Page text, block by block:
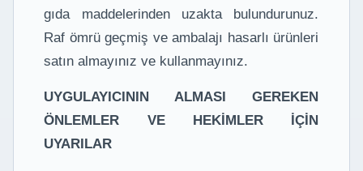
gıda maddelerinden uzakta bulundurunuz.
Raf ömrü geçmiş ve ambalajı hasarlı ürünleri
satın almayınız ve kullanmayınız.
UYGULAYICININ ALMASI GEREKEN
ÖNLEMLER VE HEKİMLER İÇİN
UYARILAR